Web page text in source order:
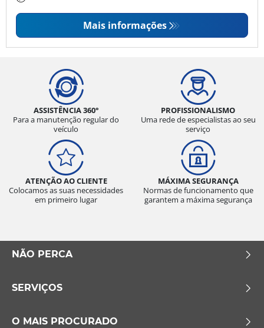
Mais informações
ASSISTÊNCIA 360°
Para a manutenção regular do
veículo
PROFISSIONALISMO
Uma rede de especialistas ao seu
serviço
ATENÇÃO AO CLIENTE
Colocamos as suas necessidades
em primeiro lugar
MÁXIMA SEGURANÇA
Normas de funcionamento que
garantem a máxima segurança
NÃO PERCA
SERVIÇOS
O MAIS PROCURADO